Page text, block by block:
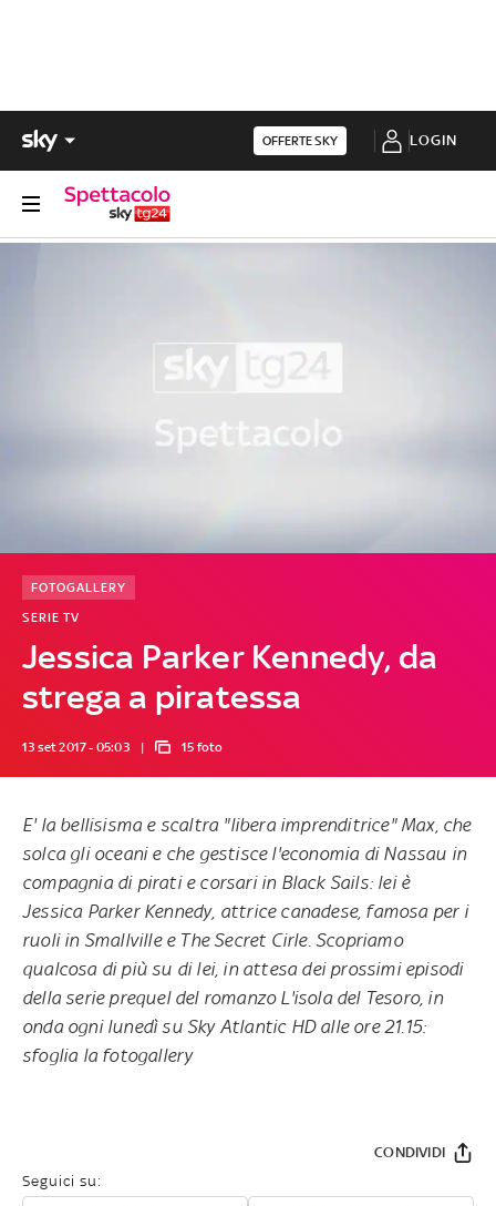
OFFERTE SKY LOGIN
Jessica Parker Kennedy, da
strega a piratessa
SERIE TV
FOTOGALLERY
13 set 2017 - 05:03 15 foto
E' la bellisisma e scaltra "libera imprenditrice" Max, che
solca gli oceani e che gestisce l'economia di Nassau in
compagnia di pirati e corsari in Black Sails: lei è
Jessica Parker Kennedy, attrice canadese, famosa per i
ruoli in Smallvillee The Secret Cirle. Scopriamo
qualcosa di più su di lei, in attesa dei prossimi episodi
della serie prequel del romanzo L'isola del Tesoro, in
onda ogni lunedìsuSky Atlantic HDalle ore 21.15:
sfoglia la fotogallery
Seguici su:
CONDIVIDI